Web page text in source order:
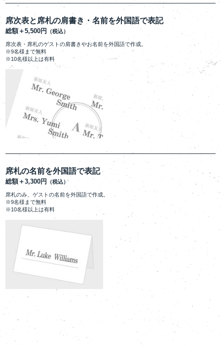
席次表と席札の肩書き・名前を外国語で表記
総額＋5,500円 （税込）
席次表・席札のゲストの肩書きやお名前を外国語で作成。
※9名様まで無料
※10名様以上は有料
席札の名前を外国語で表記
総額＋3,300円 （税込）
席札のみ、ゲストの名前を外国語で作成。
※9名様まで無料
※10名様以上は有料